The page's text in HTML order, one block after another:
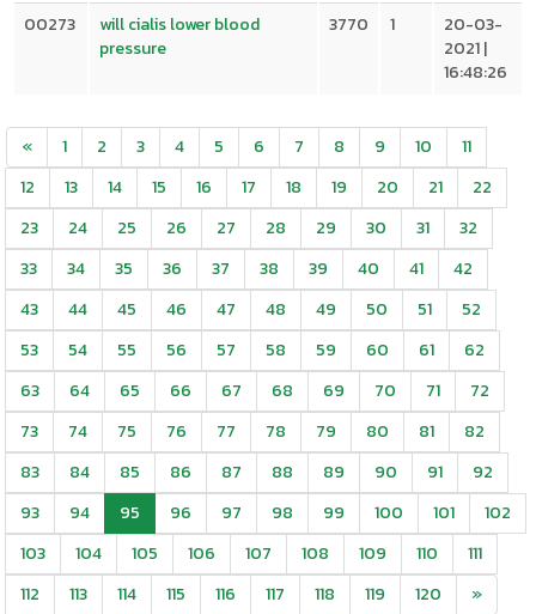
00273
will cialis lower blood
pressure
3770 1
20-03-
2021 |
16:48:26
« 1 2 3 4 5 6 7 8 9 10
11
12
13 14 15 16 17 18 19 20 21
22
23
24 25 26 27 28 29 30 31
32
33
34 35 36 37 38 39 40 41
42
43
44 45 46 47 48 49 50 51
52
53
54 55 56 57 58 59 60 61
62
63
64 65 66 67 68 69 70 71
72
73
74 75 76 77 78 79 80 81
82
83
84 85 86 87 88 89 90 91
92
93
94 95 96 97 98 99 100 101
102
103
104 105 106 107 108 109 110
111
112
113 114 115 116 117 118 119 120 »